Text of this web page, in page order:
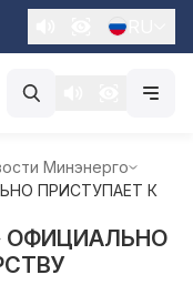
Минэнерго
ПРИСТУПАЕТ К
ОФИЦИАЛЬНО